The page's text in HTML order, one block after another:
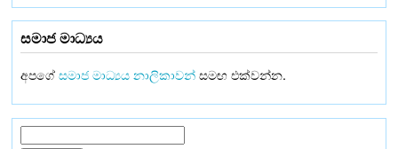
සමාජ මාධ්‍යය
අපගේසමාජ මාධ්‍යය නාලිකාවන්සමඟ එක්වන්න.